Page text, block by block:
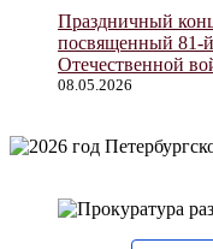
Праздничный
посвященный
Отечественной
08.05.2026